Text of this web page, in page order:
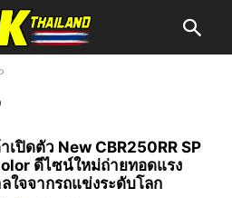
เปิดตัว New CBR250RR SP
ดีไซน์ใหม่ถ่ายทอดแรง
ใจจากรถแข่งระดับโลก